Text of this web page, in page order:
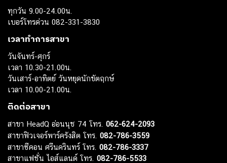
ทุกวัน 9.00-24.00น.
เบอร์โทรด่วน 082-331-3830
เวลาทำการสาขา
วันจันทร์-ศุกร์
เวลา 10.30-21.00น.
วันเสาร์-อาทิตย์ วันหยุดนักขัตฤกษ์
เวลา 10.00-21.00น.
ติดต่อสาขา
สาขา HeadQ อ่อนนุช 74 โทร. 062-624-2093
สาขาฟิวเจอร์พาร์ครังสิต โทร. 082-786-3559
สาขาซีคอน ศรีนครินทร์ โทร. 082-786-3337
สาขาแฟชั่น ไอส์แลนด์ โทร. 082-786-5533